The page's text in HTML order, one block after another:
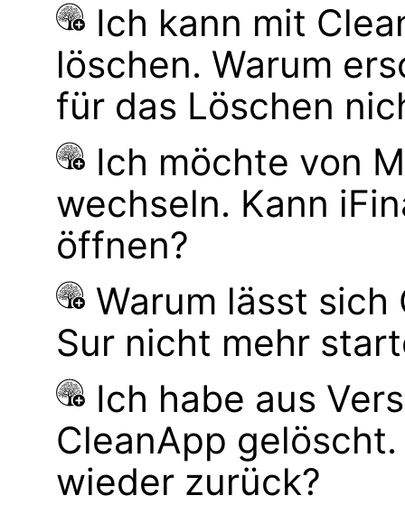
Ich kann mit
löschen. Warum
für das Löschen
Ich möchte von
wechseln. Kann
öffnen?
Warum lässt sich
Sur nicht mehr
Ich habe aus
CleanApp
wieder zurück?